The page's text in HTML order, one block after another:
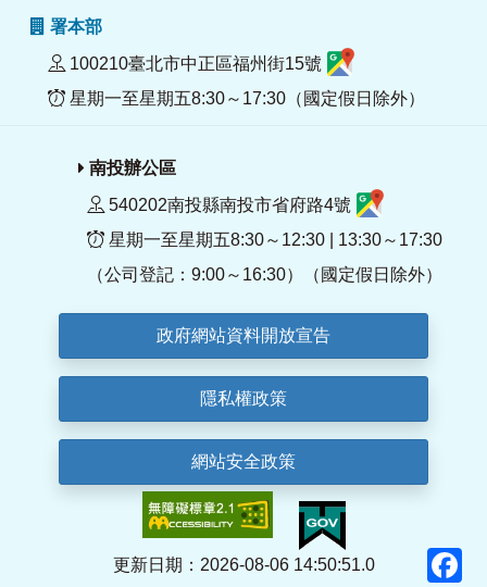
署本部
100210臺北市中正區福州街15號
星期一至星期五8:30～17:30（國定假日除外）
南投辦公區
540202南投縣南投市省府路4號
星期一至星期五8:30～12:30 | 13:30～17:30
（公司登記：9:00～16:30）（國定假日除外）
政府網站資料開放宣告
隱私權政策
網站安全政策
更新日期：2026-08-06 14:50:51.0